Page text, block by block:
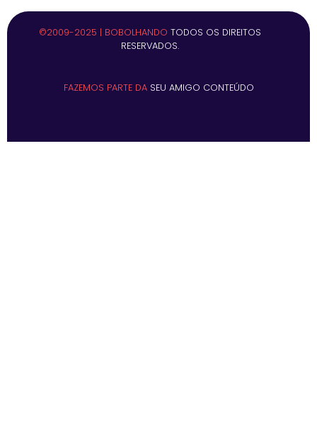
©2009-2025 | BOBOLHANDO TODOS OS DIREITOS
RESERVADOS.
FAZEMOS PARTE DA SEU AMIGO CONTEÚDO